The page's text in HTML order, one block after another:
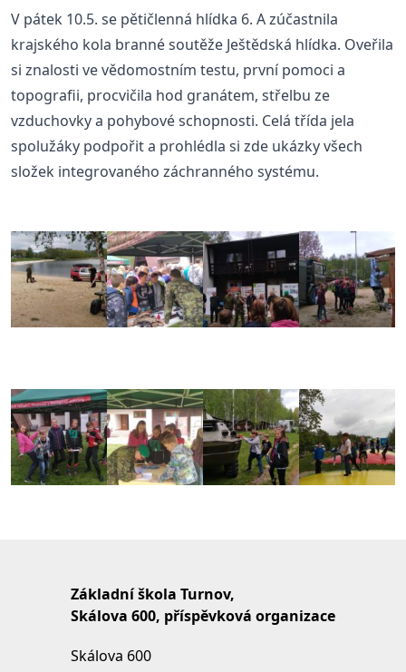
V pátek 10.5. se pětičlenná hlídka 6. A zúčastnila
krajského kola branné soutěže Ještědská hlídka. Oveřila
si znalosti ve vědomostním testu, první pomoci a
topografii, procvičila hod granátem, střelbu ze
vzduchovky a pohybové schopnosti. Celá třída jela
spolužáky podpořit a prohlédla si zde ukázky všech
složek integrovaného záchranného systému.
Základní škola Turnov,
Skálova 600, příspěvková organizace
Skálova 600